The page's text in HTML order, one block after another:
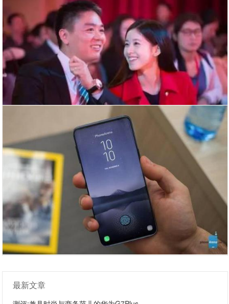
最新文章